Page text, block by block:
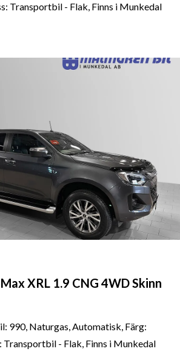
Transportbil - Flak, Finns i Munkedal
XRL 1.9 CNG 4WD Skinn
990, Naturgas, Automatisk, Färg:
Transportbil - Flak, Finns i Munkedal